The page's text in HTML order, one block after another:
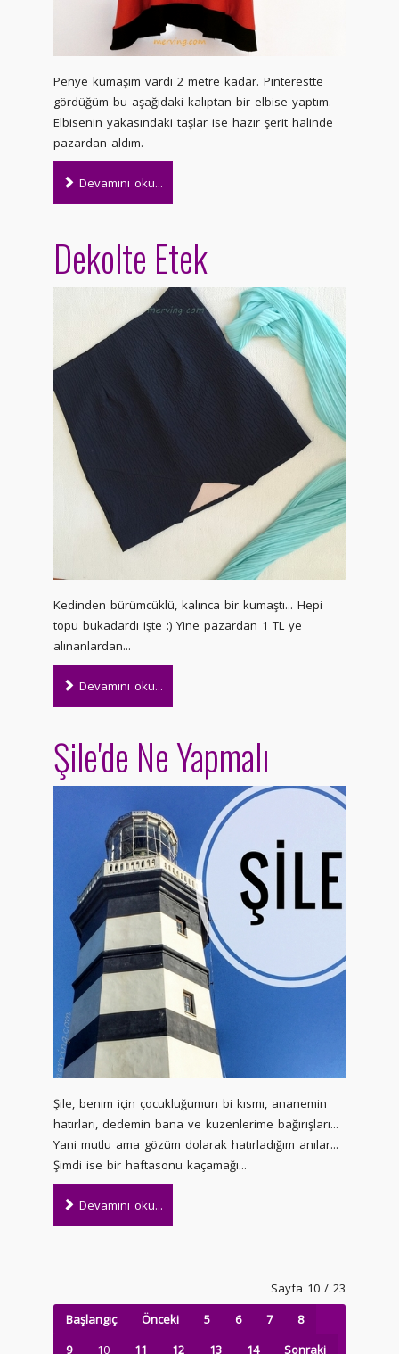
Penye kumaşım vardı 2 metre kadar. Pinterestte
gördüğüm bu aşağıdaki kalıptan bir elbise yaptım.
Elbisenin yakasındaki taşlar ise hazır şerit halinde
pazardan aldım.
Devamını oku...
Dekolte Etek
Kedinden bürümcüklü, kalınca bir kumaştı... Hepi
topu bukadardı işte :) Yine pazardan 1 TL ye
alınanlardan...
Devamını oku...
Şile'de Ne Yapmalı
Şile, benim için çocukluğumun bi kısmı, ananemin
hatırları, dedemin bana ve kuzenlerime bağırışları...
Yani mutlu ama gözüm dolarak hatırladığım anılar...
Şimdi ise bir haftasonu kaçamağı...
Devamını oku...
Sayfa 10 / 23
Başlangıç
Önceki 5 6 7
8
9
10 11 12 13 14 Sonraki